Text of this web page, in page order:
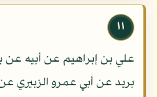
١١
علي بن إبراهيم عن أبيه
بريد عن أبي عمرو الزبيري